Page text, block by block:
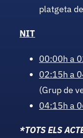
platgeta de
NIT
00:00h a
02:15h a
(Grup de
04:15h a
*TOTS ELS